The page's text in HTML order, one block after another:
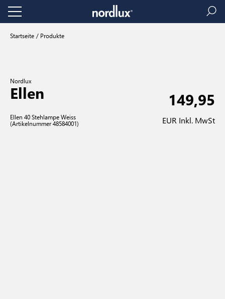
Startseite Produkte
Nordlux
Ellen
Ellen 40 Stehlampe Weiss
(Artikelnummer 48584001)
149,95
EUR Inkl. MwSt